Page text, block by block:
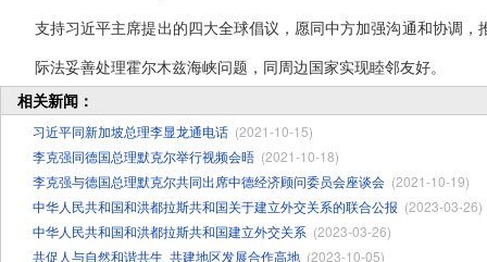
支持习近平主席提出的四大全球倡议，愿同中方加强沟通和协调
际法妥善处理霍尔木兹海峡问题，同周边国家实现睦邻友好。
相关新闻：
习近平同新加坡总理李显龙通电话 (2021-10-15)
李克强同德国总理默克尔举行视频会晤 (2021-10-18)
李克强与德国总理默克尔共同出席中德经济顾问委员会座谈会 (2021-10-19)
中华人民共和国和洪都拉斯共和国关于建立外交关系的联合公报 (2023-03-26)
中华人民共和国和洪都拉斯共和国建立外交关系 (2023-03-26)
共促人与自然和谐共生 ​共建地区发展合作高地 (2023-10-05)